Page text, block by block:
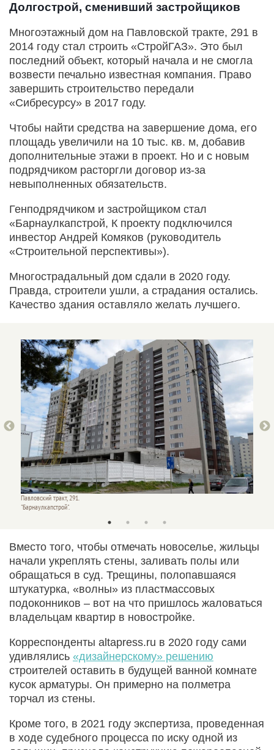
Долгострой, сменивший застройщиков
Многоэтажный дом на Павловской тракте, 291 в
2014 году стал строить «СтройГАЗ». Это был
последний объект, который начала и не смогла
возвести печально известная компания. Право
завершить строительство передали
«Сибресурсу» в 2017 году.
Чтобы найти средства на завершение дома, его
площадь увеличили на 10 тыс. кв. м, добавив
дополнительные этажи в проект. Но и с новым
подрядчиком расторгли договор из-за
невыполненных обязательств.
Генподрядчиком и застройщиком стал
«Барнаулкапстрой, К проекту подключился
инвестор Андрей Комяков (руководитель
«Строительной перспективы»).
Многострадальный дом сдали в 2020 году.
Правда, строители ушли, а страдания остались.
Качество здания оставляло желать лучшего.
Павловский тракт, 291.
"Барнаулкапстрой".
Вместо того, чтобы отмечать новоселье, жильцы
начали укреплять стены, заливать полы или
обращаться в суд. Трещины, полопавшаяся
штукатурка, «волны» из пластмассовых
подоконников – вот на что пришлось жаловаться
владельцам квартир в новостройке.
Корреспонденты altapress.ru в 2020 году сами
удивлялись «дизайнерскому» решению
строителей оставить в будущей ванной комнате
кусок арматуры. Он примерно на полметра
торчал из стены.
Кроме того, в 2021 году экспертиза, проведенная
в ходе судебного процесса по иску одной из